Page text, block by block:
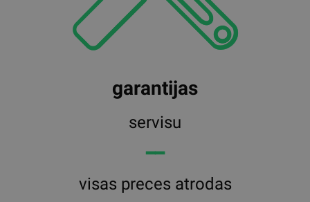
garantijas
servisu
━━
visas preces atrodas